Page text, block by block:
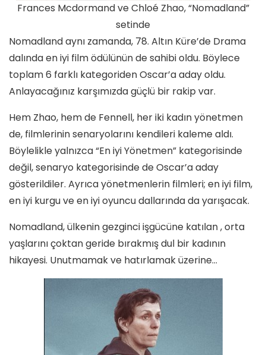
Frances Mcdormand ve Chloé Zhao, “Nomadland”
setinde
Nomadland aynı zamanda, 78. Altın Küre’de Drama
dalında en iyi film ödülünün de sahibi oldu. Böylece
toplam 6 farklı kategoriden Oscar’a aday oldu.
Anlayacağınız karşımızda güçlü bir rakip var.
Hem Zhao, hem de Fennell, her iki kadın yönetmen
de, filmlerinin senaryolarını kendileri kaleme aldı.
Böylelikle yalnızca “En iyi Yönetmen” kategorisinde
değil, senaryo kategorisinde de Oscar’a aday
gösterildiler. Ayrıca yönetmenlerin filmleri; en iyi film,
en iyi kurgu ve en iyi oyuncu dallarında da yarışacak.
Nomadland, ülkenin gezginci işgücüne katılan , orta
yaşlarını çoktan geride bırakmış dul bir kadının
hikayesi. Unutmamak ve hatırlamak üzerine…